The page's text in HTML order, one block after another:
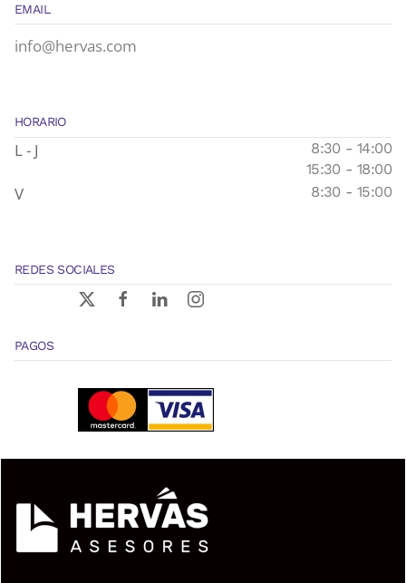
EMAIL
info@hervas.com
HORARIO
L - J
8:30 - 14:00
15:30 - 18:00
V 8:30 - 15:00
REDES SOCIALES
PAGOS